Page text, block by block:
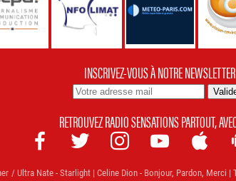
INSCRIVEZ-VOUS À NOTRE NEWSLETTER
RETROUVEZ RADIO SENSATIONS PARTOUT,
    
/ Ultra Nate - Starlight | Celine Dion - Bonjour, Pardon, Merci